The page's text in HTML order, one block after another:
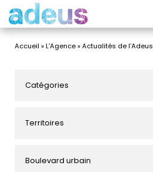
Accueil »L’Agence»Actualités de l’Adeus
Catégories
Territoires
Boulevard urbain
Panneau de gestion des cookies